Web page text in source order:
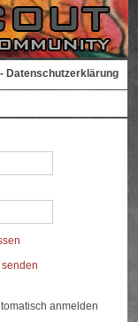
- Datenschutzerklärung
anmelden